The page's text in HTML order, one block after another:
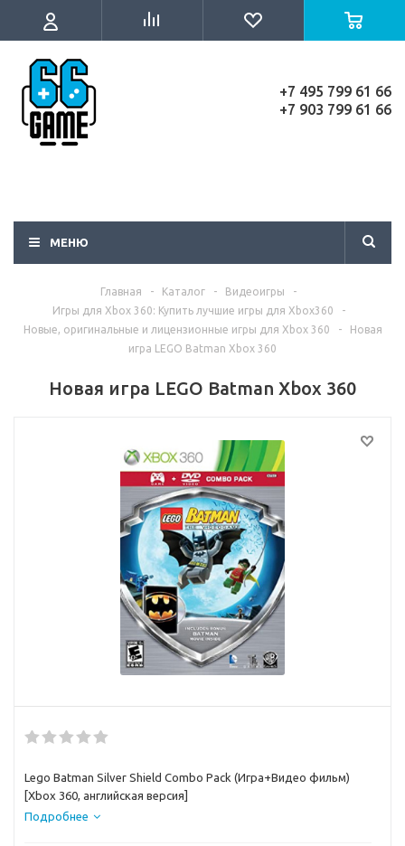
+7 495 799 61 66
+7 903 799 61 66
МЕНЮ
Главная - Каталог - Видеоигры
-
Игры для Xbox 360: Купить лучшие игры для Xbox360
-
Новые, оригинальные и лицензионные игры для Xbox 360
-
Новая
игра LEGO Batman Xbox 360
Новая игра LEGO Batman Xbox 360
Lego Batman Silver Shield Combo Pack (Игра+Видео фильм)
[Xbox 360, английская версия]
Подробнее